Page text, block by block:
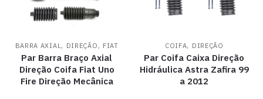
BARRA AXIAL, DIREÇÃO , FIAT
Par Barra Braço Axial
Direção Coifa Fiat Uno
Fire Direção Mecânica
COIFA, DIREÇÃO
Par Coifa Caixa Direção
Hidráulica Astra Zafira 99
a 2012